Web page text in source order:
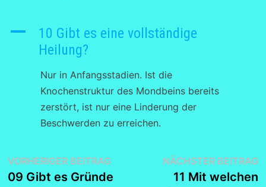
A
10 Gibt es eine vollständige
Heilung?
Nur in Anfangsstadien. Ist die
Knochenstruktur des Mondbeins bereits
zerstört, ist nur eine Linderung der
Beschwerden zu erreichen.
Beitragsnavigation
VORHERIGER BEITRAGVorheriger
Beitrag:
09 Gibt es Gründe
NÄCHSTER BEITRAG
11 Mit welchen